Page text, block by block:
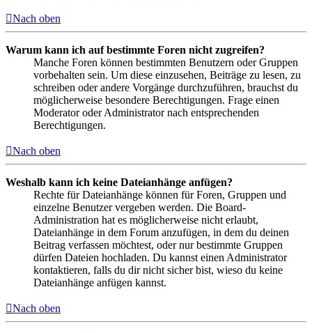
Nach oben
Warum kann ich auf bestimmte Foren nicht zugreifen?
Manche Foren können bestimmten Benutzern oder Gruppen
vorbehalten sein. Um diese einzusehen, Beiträge zu lesen, zu
schreiben oder andere Vorgänge durchzuführen, brauchst du
möglicherweise besondere Berechtigungen. Frage einen
Moderator oder Administrator nach entsprechenden
Berechtigungen.
Nach oben
Weshalb kann ich keine Dateianhänge anfügen?
Rechte für Dateianhänge können für Foren, Gruppen und
einzelne Benutzer vergeben werden. Die Board-
Administration hat es möglicherweise nicht erlaubt,
Dateianhänge in dem Forum anzufügen, in dem du deinen
Beitrag verfassen möchtest, oder nur bestimmte Gruppen
dürfen Dateien hochladen. Du kannst einen Administrator
kontaktieren, falls du dir nicht sicher bist, wieso du keine
Dateianhänge anfügen kannst.
Nach oben